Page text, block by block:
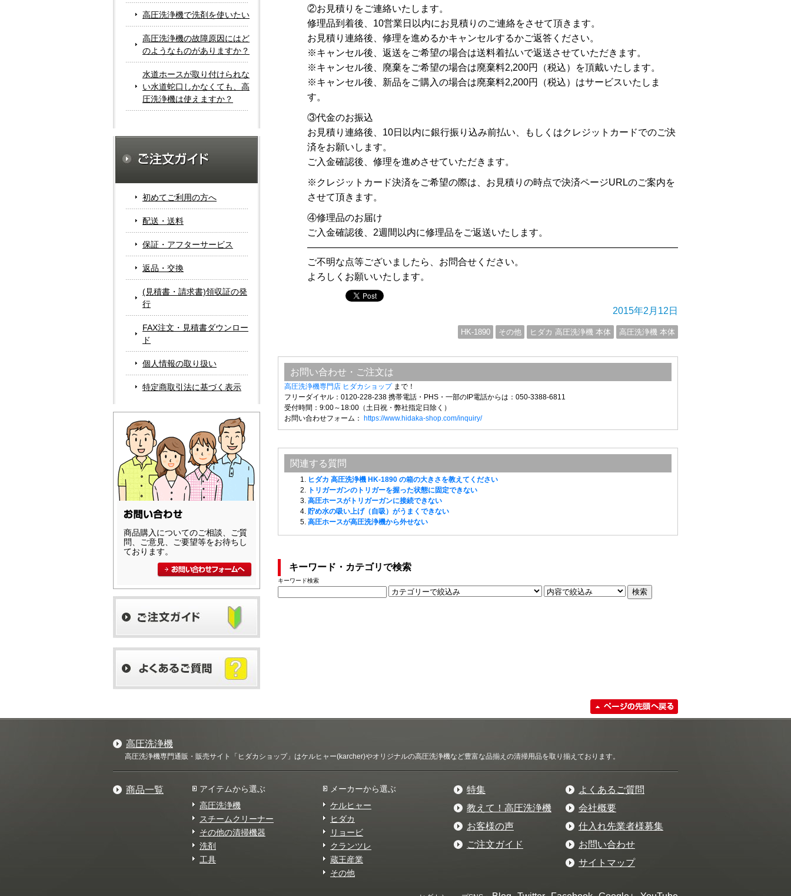
②お見積りをご連絡いたします。
修理品到着後、10営業日以内にお見積りのご連絡をさせて頂きます。
お見積り連絡後、修理を進めるかキャンセルするかご返答ください。
※キャンセル後、返送をご希望の場合は送料着払いで返送させていただきます。
※キャンセル後、廃棄をご希望の場合は廃棄料2,200円（税込）を頂戴いたします。
※キャンセル後、新品をご購入の場合は廃棄料2,200円（税込）はサービスいたしま
す。
③代金のお振込
お見積り連絡後、10日以内に銀行振り込み前払い、もしくはクレジットカードでのご決
済をお願いします。
ご入金確認後、修理を進めさせていただきます。
※クレジットカード決済をご希望の際は、お見積りの時点で決済ページURLのご案内を
させて頂きます。
④修理品のお届け
ご入金確認後、2週間以内に修理品をご返送いたします。
ご不明な点等ございましたら、お問合せください。
よろしくお願いいたします。
2015年2月12日
HK-1890 その他 ヒダカ 高圧洗浄機 本体 高圧洗浄機 本体
お問い合わせ・ご注文は
高圧洗浄機専門店 ヒダカショップまで！
フリーダイヤル：0120-228-238 携帯電話・PHS・一部のIP電話からは：050-3388-6811
受付時間：9:00～18:00（土日祝・弊社指定日除く）
お問い合わせフォーム： https://www.hidaka-shop.com/inquiry/
関連する質問
ヒダカ 高圧洗浄機 HK-1890 の箱の大きさを教えてください
トリガーガンのトリガーを握った状態に固定できない
高圧ホースがトリガーガンに接続できない
貯め水の吸い上げ（自吸）がうまくできない
高圧ホースが高圧洗浄機から外せない
キーワード・カテゴリで検索
キーワード検索
高圧洗浄機で洗剤を使いたい
高圧洗浄機の故障原因にはど
のようなものがありますか？
水道ホースが取り付けられな
い水道蛇口しかなくても、高
圧洗浄機は使えますか？
初めてご利用の方へ
配送・送料
保証・アフターサービス
返品・交換
(見積書・請求書)領収証の発
行
FAX注文・見積書ダウンロー
ド
個人情報の取り扱い
特定商取引法に基づく表示
商品購入についてのご相談、ご質
問、ご意見、ご要望等をお待ちし
ております。
高圧洗浄機
高圧洗浄機専門通販・販売サイト「ヒダカショップ」はケルヒャー(karcher)やオリジナルの高圧洗浄機など豊富な品揃えの清掃用品を取り揃えております。
商品一覧
アイテムから選ぶ
高圧洗浄機
スチームクリーナー
その他の清掃機器
洗剤
工具
メーカーから選ぶ
ケルヒャー
ヒダカ
リョービ
クランツレ
蔵王産業
その他
特集
教えて！高圧洗浄機
お客様の声
ご注文ガイド
よくあるご質問
会社概要
仕入れ先業者様募集
お問い合わせ
サイトマップ